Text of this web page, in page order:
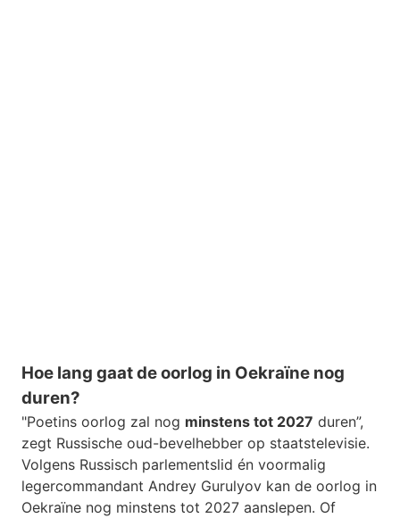
Hoe lang gaat de oorlog in Oekraïne nog
duren?
"Poetins oorlog zal nog minstens tot 2027 duren”,
zegt Russische oud-bevelhebber op staatstelevisie.
Volgens Russisch parlementslid én voormalig
legercommandant Andrey Gurulyov kan de oorlog in
Oekraïne nog minstens tot 2027 aanslepen. Of